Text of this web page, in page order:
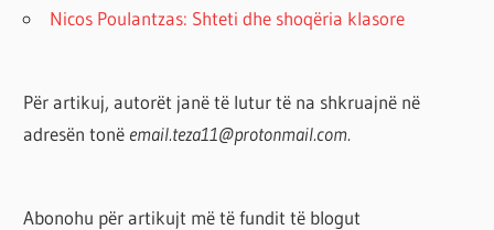
Nicos Poulantzas: Shteti dhe shoqëria klasore
Për artikuj, autorët janë të lutur të na shkruajnë në
adresën tonë email.teza11@protonmail.com.
Abonohu për artikujt më të fundit të blogut